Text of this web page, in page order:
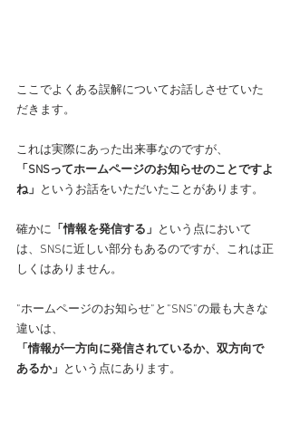
ここでよくある誤解についてお話しさせていた
だきます。
これは実際にあった出来事なのですが、
「SNSってホームページのお知らせのことですよ
ね」 というお話をいただいたことがあります。
確かに 「情報を発信する」 という点において
は、SNSに近しい部分もあるのですが、これは正
しくはありません。
”ホームページのお知らせ”と”SNS”の最も大きな
違いは、
「情報が一方向に発信されているか、双方向で
あるか」 という点にあります。